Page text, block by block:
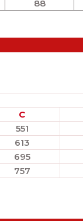
88
C
551
613
695
757